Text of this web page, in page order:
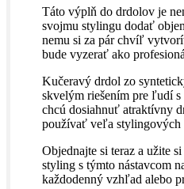
Táto výplň do drdolov je
svojmu stylingu dodať
nemu si za pár chvíľ
bude vyzerať ako
Kučeravý drdol zo
skvelým riešením pre ľudí
chcú dosiahnuť atraktívny
používať veľa stylingových
Objednajte si teraz a užite
styling s týmto nástavcom
každodenný vzhľad alebo